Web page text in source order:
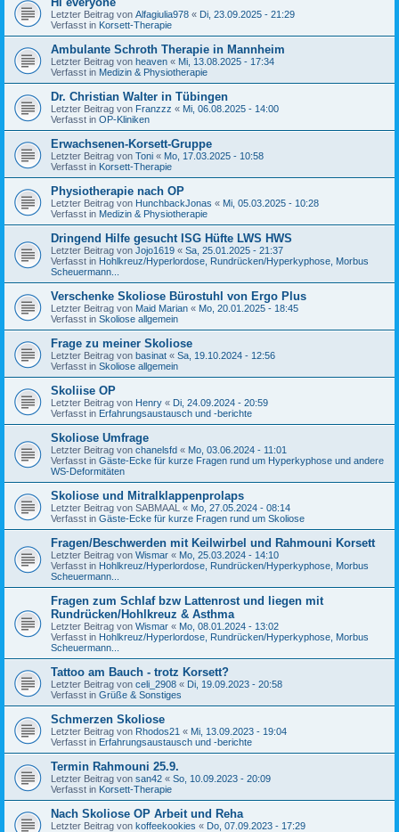
Letzter Beitrag von Alfagiulia978 « Di, 23.09.2025 - 21:29
Verfasst in Korsett-Therapie
Ambulante Schroth Therapie in Mannheim
Letzter Beitrag von heaven « Mi, 13.08.2025 - 17:34
Verfasst in Medizin & Physiotherapie
Dr. Christian Walter in Tübingen
Letzter Beitrag von Franzzz « Mi, 06.08.2025 - 14:00
Verfasst in OP-Kliniken
Erwachsenen-Korsett-Gruppe
Letzter Beitrag von Toni « Mo, 17.03.2025 - 10:58
Verfasst in Korsett-Therapie
Physiotherapie nach OP
Letzter Beitrag von HunchbackJonas « Mi, 05.03.2025 - 10:28
Verfasst in Medizin & Physiotherapie
Dringend Hilfe gesucht ISG Hüfte LWS HWS
Letzter Beitrag von Jojo1619 « Sa, 25.01.2025 - 21:37
Verfasst in Hohlkreuz/Hyperlordose, Rundrücken/Hyperkyphose, Morbus
Scheuermann...
Verschenke Skoliose Bürostuhl von Ergo Plus
Letzter Beitrag von Maid Marian « Mo, 20.01.2025 - 18:45
Verfasst in Skoliose allgemein
Frage zu meiner Skoliose
Letzter Beitrag von basinat « Sa, 19.10.2024 - 12:56
Verfasst in Skoliose allgemein
Skoliise OP
Letzter Beitrag von Henry « Di, 24.09.2024 - 20:59
Verfasst in Erfahrungsaustausch und -berichte
Skoliose Umfrage
Letzter Beitrag von chanelsfd « Mo, 03.06.2024 - 11:01
Verfasst in Gäste-Ecke für kurze Fragen rund um Hyperkyphose und andere
WS-Deformitäten
Skoliose und Mitralklappenprolaps
Letzter Beitrag von SABMAAL « Mo, 27.05.2024 - 08:14
Verfasst in Gäste-Ecke für kurze Fragen rund um Skoliose
Fragen/Beschwerden mit Keilwirbel und Rahmouni Korsett
Letzter Beitrag von Wismar « Mo, 25.03.2024 - 14:10
Verfasst in Hohlkreuz/Hyperlordose, Rundrücken/Hyperkyphose, Morbus
Scheuermann...
Fragen zum Schlaf bzw Lattenrost und liegen mit
Rundrücken/Hohlkreuz & Asthma
Letzter Beitrag von Wismar « Mo, 08.01.2024 - 13:02
Verfasst in Hohlkreuz/Hyperlordose, Rundrücken/Hyperkyphose, Morbus
Scheuermann...
Tattoo am Bauch - trotz Korsett?
Letzter Beitrag von celi_2908 « Di, 19.09.2023 - 20:58
Verfasst in Grüße & Sonstiges
Schmerzen Skoliose
Letzter Beitrag von Rhodos21 « Mi, 13.09.2023 - 19:04
Verfasst in Erfahrungsaustausch und -berichte
Termin Rahmouni 25.9.
Letzter Beitrag von san42 « So, 10.09.2023 - 20:09
Verfasst in Korsett-Therapie
Nach Skoliose OP Arbeit und Reha
Letzter Beitrag von koffeekookies « Do, 07.09.2023 - 17:29